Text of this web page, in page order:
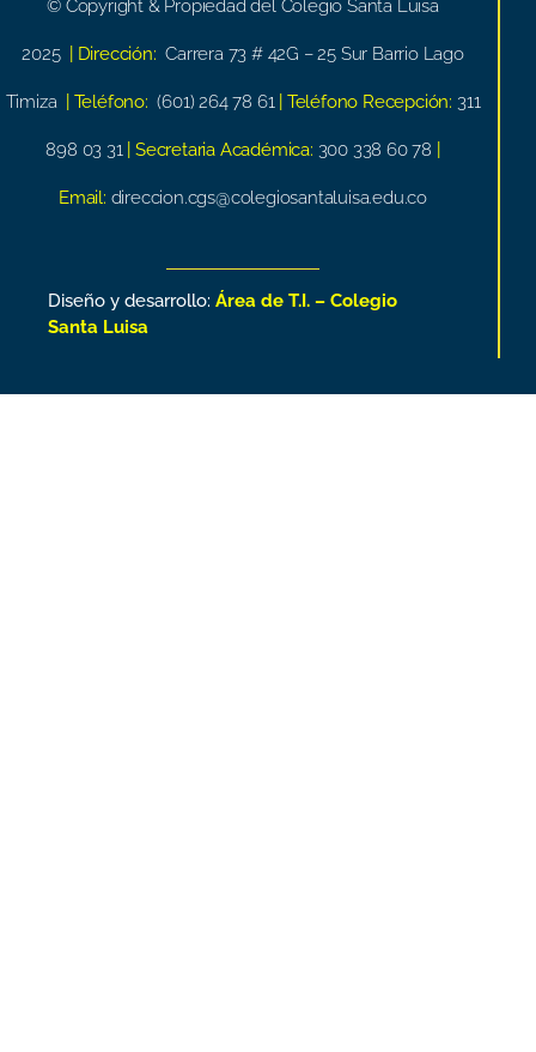
© Copyright & Propiedad del Colegio Santa Luisa
2025 | Dirección: Carrera 73 # 42G – 25 Sur Barrio Lago
Timiza | Teléfono: (601) 264 78 61 | Teléfono Recepción: 311
898 03 31 | Secretaria Académica: 300 338 60 78
Email: direccion.cgs@colegiosantaluisa.edu.co
Diseño y desarrollo: Área de T.I. – Colegio
Santa Luisa